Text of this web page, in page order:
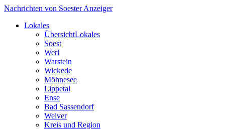
Nachrichten von Soester Anzeiger
Lokales
ÜbersichtLokales
Soest
Werl
Warstein
Wickede
Möhnesee
Lippetal
Ense
Bad Sassendorf
Welver
Kreis und Region